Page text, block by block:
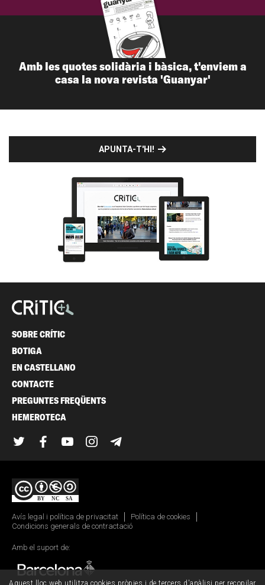
Amb les quotes solidària i bàsica, t'enviem a
casa la nova revista 'Guanyar'
APUNTA-T'HI!
SOBRE CRÍTIC
BOTIGA
EN CASTELLANO
CONTACTE
PREGUNTES FREQÜENTS
HEMEROTECA
TwitterFacebook
YouTubeInstagram
Avís legal i política de privacitat
Política de cookies
Condicions generals de contractació
Amb el suport de:
Aquest lloc web utilitza cookies pròpies i de tercers d'anàlisi per recopilar